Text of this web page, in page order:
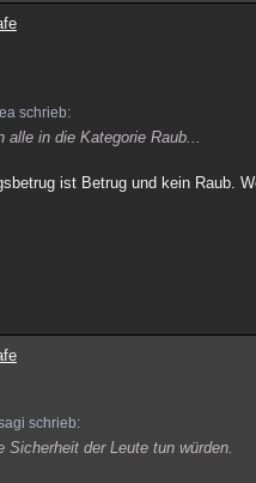
schrieb:
alle in die Kategorie Raub...
ist Betrug und kein Raub.
schrieb:
Sicherheit der Leute tun würden.